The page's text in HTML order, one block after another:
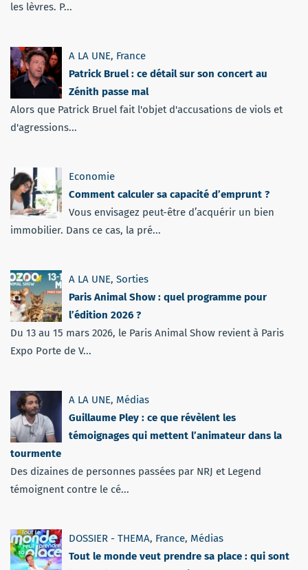
les lèvres. P...
A LA UNE, France
Patrick Bruel : ce détail sur son concert au
Zénith passe mal
Alors que Patrick Bruel fait l'objet d'accusations de viols et
d'agressions...
Economie
Comment calculer sa capacité d’emprunt ?
Vous envisagez peut-être d’acquérir un bien
immobilier. Dans ce cas, la pré...
A LA UNE, Sorties
Paris Animal Show : quel programme pour
l’édition 2026 ?
Du 13 au 15 mars 2026, le Paris Animal Show revient à Paris
Expo Porte de V...
A LA UNE, Médias
Guillaume Pley : ce que révèlent les
témoignages qui mettent l’animateur dans la
tourmente
Des dizaines de personnes passées par NRJ et Legend
témoignent contre le cé...
DOSSIER - THEMA, France, Médias
Tout le monde veut prendre sa place : qui sont